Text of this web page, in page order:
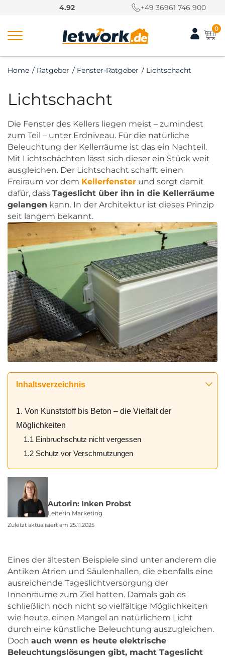
4.92 +49 36961 746 900
0
Home / Ratgeber / Fenster-Ratgeber / Lichtschacht
Lichtschacht
Die Fenster des Kellers liegen meist – zumindest
zum Teil – unter Erdniveau. Für die natürliche
Beleuchtung der Kellerräume ist das ein Nachteil.
Mit Lichtschächten lässt sich dieser ein Stück weit
ausgleichen. Der Lichtschacht schafft einen
Freiraum vor dem Kellerfenster und sorgt damit
dafür, dass Tageslicht über ihn in die Kellerräume
gelangen kann. In der Architektur ist dieses Prinzip
seit langem bekannt.
Inhaltsverzeichnis
1. Von Kunststoff bis Beton – die Vielfalt der
Möglichkeiten
1.1 Einbruchschutz nicht vergessen
1.2 Schutz vor Verschmutzungen
Autorin: Inken Probst
Leiterin Marketing
Zuletzt aktualisiert am 25.11.2025
Eines der ältesten Beispiele sind unter anderem die
Antiken Atrien und Säulenhallen, die ebenfalls eine
ausreichende Tageslichtversorgung der
Innenräume zum Ziel hatten. Damals gab es
schließlich noch nicht so vielfältige Möglichkeiten
wie heute, einen Mangel an natürlichem Licht
durch eine künstliche Beleuchtung auszugleichen.
Doch auch wenn es heute elektrische
Beleuchtungslösungen gibt, macht Tageslicht